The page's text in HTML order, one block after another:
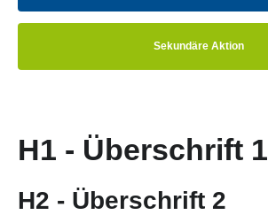
Sekundäre Aktion
H1 - Überschrift 1
H2 - Überschrift 2